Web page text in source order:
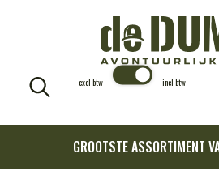
excl btw incl btw
GROOTSTE ASSORTIMENT